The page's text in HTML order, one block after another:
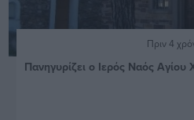
Πριν 4
Πανηγυρίζει ο Ιερός Ναός